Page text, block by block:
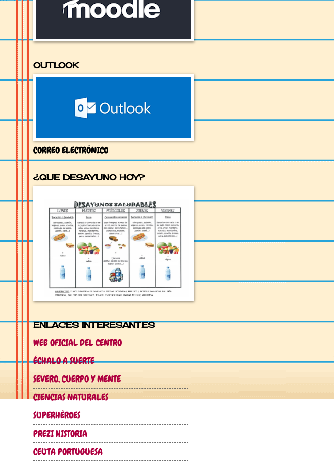
OUTLOOK
CORREO ELECTRÓNICO
¿QUE DESAYUNO HOY?
ENLACES INTERESANTES
WEB OFICIAL DEL CENTRO
ÉCHALO A SUERTE
SEVERO, CUERPO Y MENTE
CIENCIAS NATURALES
SUPERHÉROES
PREZI HISTORIA
CEUTA PORTUGUESA